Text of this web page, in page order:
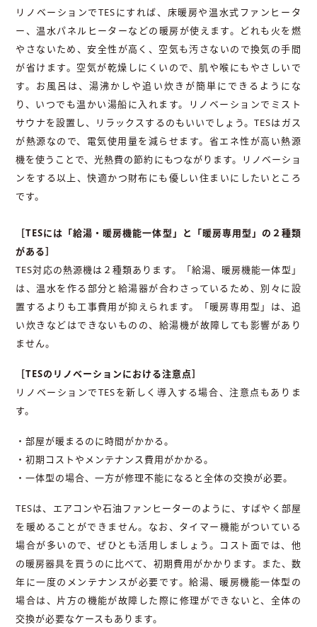
リノベーションでTESにすれば、床暖房や温水式ファンヒータ
ー、温水パネルヒーターなどの暖房が使えます。どれも火を燃
やさないため、安全性が高く、空気も汚さないので換気の手間
が省けます。空気が乾燥しにくいので、肌や喉にもやさしいで
す。お風呂は、湯沸かしや追い炊きが簡単にできるようにな
り、いつでも温かい湯船に入れます。リノベーションでミスト
サウナを設置し、リラックスするのもいいでしょう。TESはガス
が熱源なので、電気使用量を減らせます。省エネ性が高い熱源
機を使うことで、光熱費の節約にもつながります。リノベーショ
ンをする以上、快適かつ財布にも優しい住まいにしたいところ
です。
［TESには「給湯・暖房機能一体型」と「暖房専用型」の２種類
がある］
TES対応の熱源機は２種類あります。「給湯、暖房機能一体型」
は、温水を作る部分と給湯器が合わさっているため、別々に設
置するよりも工事費用が抑えられます。「暖房専用型」は、追
い炊きなどはできないものの、給湯機が故障しても影響があり
ません。
［TESのリノベーションにおける注意点］
リノベーションでTESを新しく導入する場合、注意点もありま
す。
・部屋が暖まるのに時間がかかる。
・初期コストやメンテナンス費用がかかる。
・一体型の場合、一方が修理不能になると全体の交換が必要。
TESは、エアコンや石油ファンヒーターのように、すばやく部屋
を暖めることができません。なお、タイマー機能がついている
場合が多いので、ぜひとも活用しましょう。コスト面では、他
の暖房器具を買うのに比べて、初期費用がかかります。また、数
年に一度のメンテナンスが必要です。給湯、暖房機能一体型の
場合は、片方の機能が故障した際に修理ができないと、全体の
交換が必要なケースもあります。